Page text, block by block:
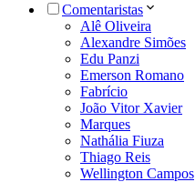
Comentaristas
Alê Oliveira
Alexandre Simões
Edu Panzi
Emerson Romano
Fabrício
João Vitor Xavier
Marques
Nathália Fiuza
Thiago Reis
Wellington Campos